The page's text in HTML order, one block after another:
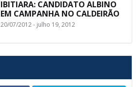
IBITIARA: CANDIDATO ALBINO
EM CAMPANHA NO CALDEIRÃO
20/07/2012 - julho 19, 2012